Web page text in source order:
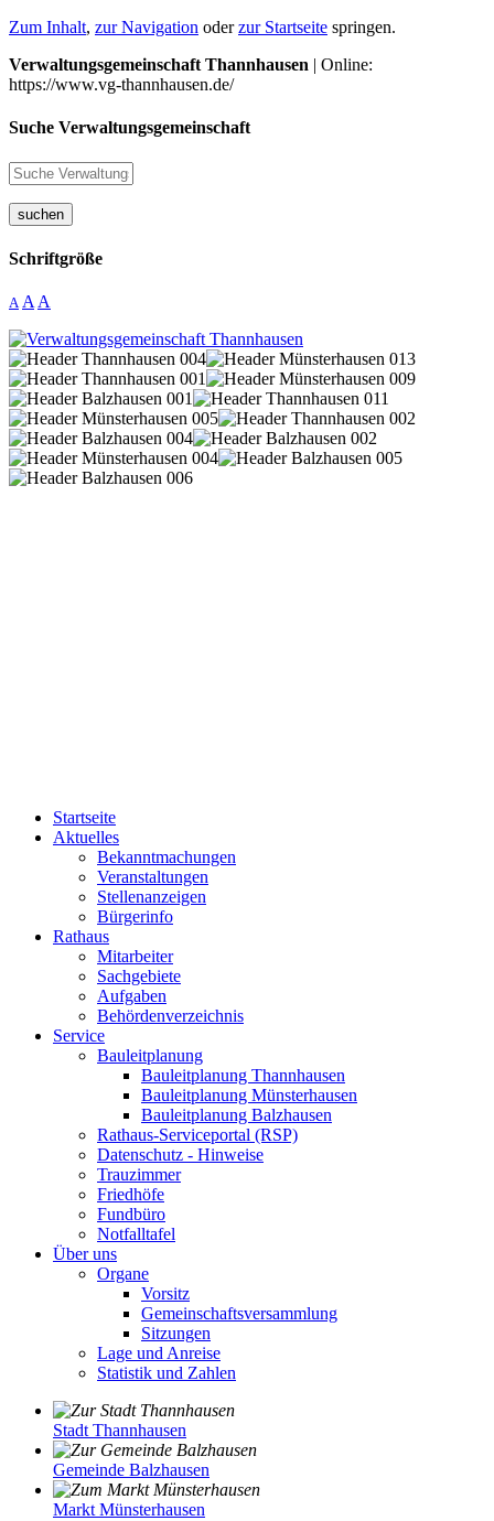
Zum Inhalt, zur Navigation oderzur Startseite springen.
Verwaltungsgemeinschaft Thannhausen | Online:
https://www.vg-thannhausen.de/
Suche Verwaltungsgemeinschaft
suchen
Schriftgröße
A A A
Startseite
Aktuelles
Bekanntmachungen
Veranstaltungen
Stellenanzeigen
Bürgerinfo
Rathaus
Mitarbeiter
Sachgebiete
Aufgaben
Behördenverzeichnis
Service
Bauleitplanung
Bauleitplanung Thannhausen
Bauleitplanung Münsterhausen
Bauleitplanung Balzhausen
Rathaus-Serviceportal (RSP)
Datenschutz - Hinweise
Trauzimmer
Friedhöfe
Fundbüro
Notfalltafel
Über uns
Organe
Vorsitz
Gemeinschaftsversammlung
Sitzungen
Lage und Anreise
Statistik und Zahlen
Stadt Thannhausen
Gemeinde Balzhausen
Markt Münsterhausen